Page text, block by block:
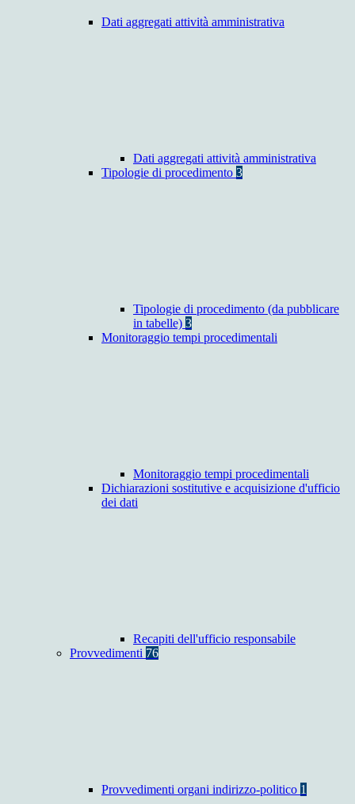
Dati aggregati attività amministrativa
Dati aggregati attività amministrativa
Tipologie di procedimento 3
Tipologie di procedimento (da pubblicare
in tabelle) 3
Monitoraggio tempi procedimentali
Monitoraggio tempi procedimentali
Dichiarazioni sostitutive e acquisizione d'ufficio
dei dati
Recapiti dell'ufficio responsabile
Provvedimenti 76
Provvedimenti organi indirizzo-politico 1